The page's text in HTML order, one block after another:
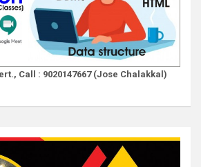
Call : 9020147667 (Jose Chalakkal)